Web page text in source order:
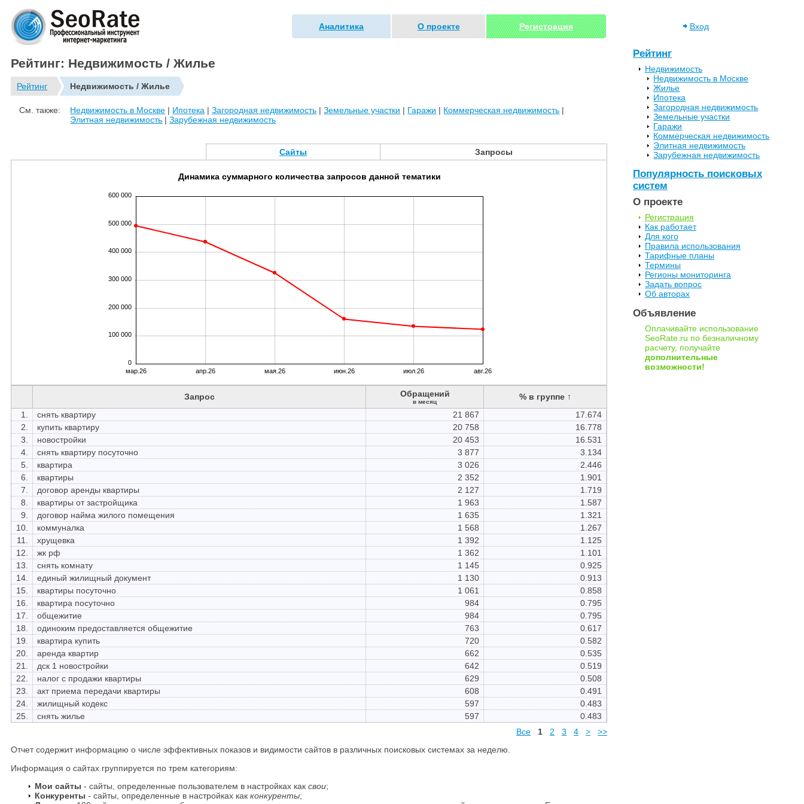
Аналитика О проекте Регистрация Вход
Рейтинг: Недвижимость / Жилье
Рейтинг Недвижимость / Жилье
См. также: Недвижимость в Москве | Ипотека |Загородная недвижимость |Земельные участки | Гаражи | Коммерческая недвижимость |
Элитная недвижимость |Зарубежная недвижимость
Сайты Запросы
0
100 000
200 000
300 000
400 000
500 000
600 000
мар.26 апр.26 мая.26 июн.26 июл.26 авг.26
Динамика суммарного количества запросов данной тематики
Запрос Обращений
в месяц
% в группе ↑
1.
снять квартиру 21 867
17.674
2.
купить квартиру 20 758
16.778
3.
новостройки 20 453
16.531
4.
снять квартиру посуточно 3 877
3.134
5.
квартира 3 026
2.446
6.
квартиры 2 352
1.901
7.
договор аренды квартиры 2 127
1.719
8.
квартиры от застройщика 1 963
1.587
9.
договор найма жилого помещения 1 635
1.321
10.
коммуналка 1 568
1.267
11.
хрущевка 1 392
1.125
12.
жк рф 1 362
1.101
13.
снять комнату 1 145
0.925
14.
единый жилищный документ 1 130
0.913
15.
квартиры посуточно 1 061
0.858
16.
квартира посуточно 984
0.795
17.
общежитие 984
0.795
18.
одиноким предоставляется общежитие 763
0.617
19.
квартира купить 720
0.582
20.
аренда квартир 662
0.535
21.
дск 1 новостройки 642
0.519
22.
налог с продажи квартиры 629
0.508
23.
акт приема передачи квартиры 608
0.491
24.
жилищный кодекс 597
0.483
25.
снять жилье 597
0.483
Все
1 2 3 4 >
>>
Отчет содержит информацию о числе эффективных показов и видимости сайтов в различных поисковых системах за неделю.
Информация о сайтах группируется по трем категориям:
Мои сайты - сайты, определенные пользователем в настройках как свои;
Конкуренты - сайты, определенные в настройках как конкуренты;
Рейтинг
Недвижимость
Недвижимость в Москве
Жилье
Ипотека
Загородная недвижимость
Земельные участки
Гаражи
Коммерческая недвижимость
Элитная недвижимость
Зарубежная недвижимость
Популярность поисковых
систем
О проекте
Регистрация
Как работает
Для кого
Правила использования
Тарифные планы
Термины
Регионы мониторинга
Задать вопрос
Об авторах
Объявление
Оплачивайте использование
SeoRate.ru по безналичному
расчету, получайте
дополнительные
возможности!